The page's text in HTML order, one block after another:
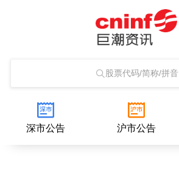
股票代码/简称/拼音
深市公告 沪市公告